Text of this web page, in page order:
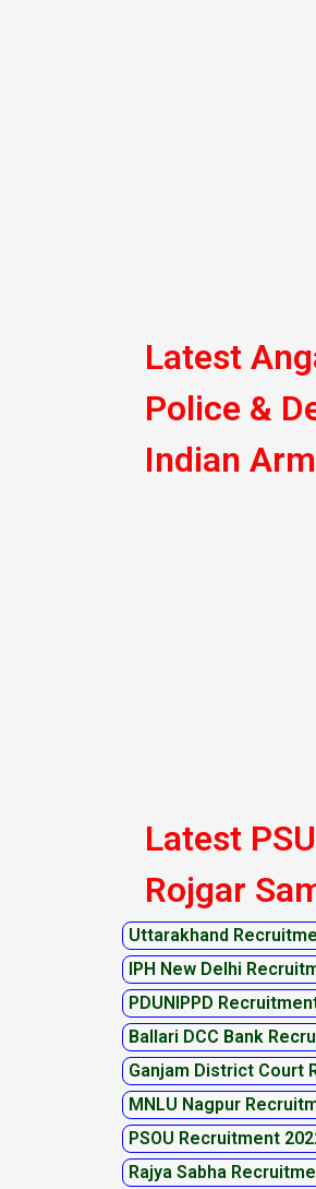
Latest
Police &
Indian
Latest
Rojgar
Uttarakhand
IPH New Delhi
PDUNIPPD
Ballari DCC Bank
Ganjam District Court
MNLU Nagpur
PSOU Recruitment 2022
Rajya Sabha